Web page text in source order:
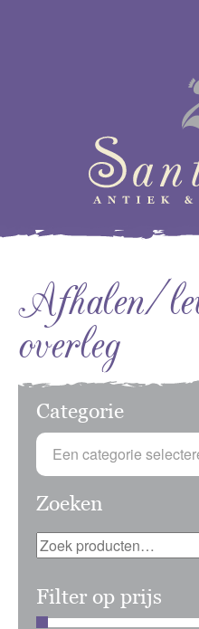
Afhalen/
overleg
Categorie
Een categorie
Zoeken
Zoeken
naar:
Filter op prijs